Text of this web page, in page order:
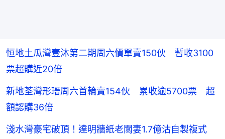
恒地土瓜灣壹沐第二期周六價單賣150伙 暫收3100
票超購近20倍
新地荃灣形瑨周六首輪賣154伙 累收逾5700票 超
額認購36倍
淺水灣豪宅破頂！達明牆紙老闆妻1.7億沽自製複式